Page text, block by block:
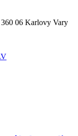
06 Karlovy Vary